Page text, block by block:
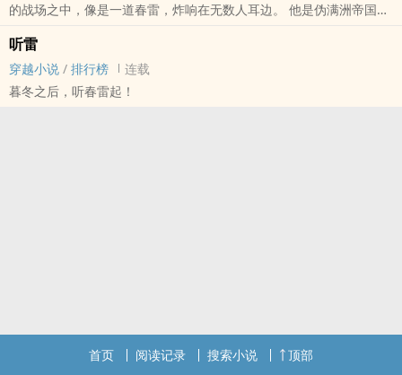
的战场之中，像是一道春雷，炸响在无数人耳边。 他是伪满洲帝国心
柱，天地换颜，守望黎明的黑暗中，雷声先鸣。
…………………………………… 每一个人，生来都有天赋，只是天赋不同。
当一个人的天赋，是适合做谍报工作的时候，这样的天赋，是好是
听雷
穿越小说 / 排行榜
连载
暮冬之后，听春雷起！
首页 阅读记录 搜索小说 顶部